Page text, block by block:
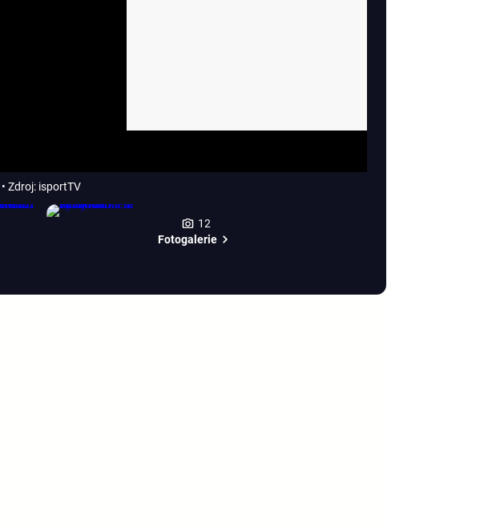
• Zdroj: isportTV
12
Fotogalerie